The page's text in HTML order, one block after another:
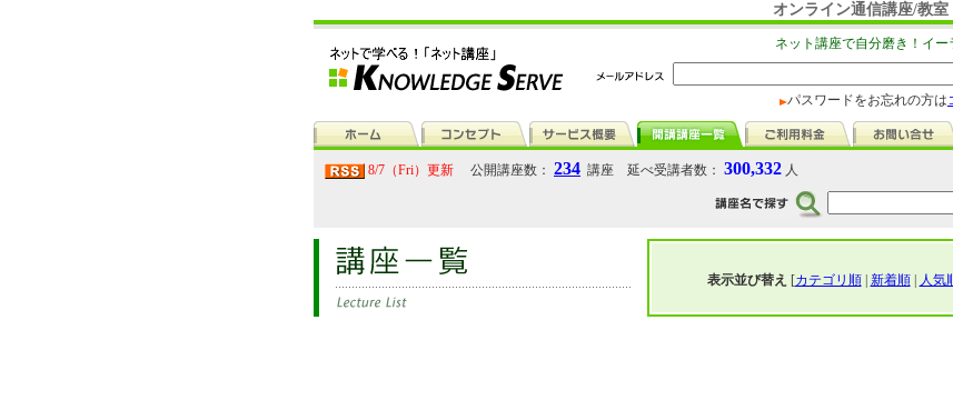
オンライン通信講座/教室
ネット講座で自分磨き！イ
パスワードをお忘れの方は
8/7（Fri）更新 公開講座数： 234 講座 延べ受講者数： 300,332 人
表示並び替え [カテゴリ順| 新着順| 人気